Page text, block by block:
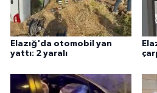
Elazığ'da otomobil yan
yattı: 2 yaralı